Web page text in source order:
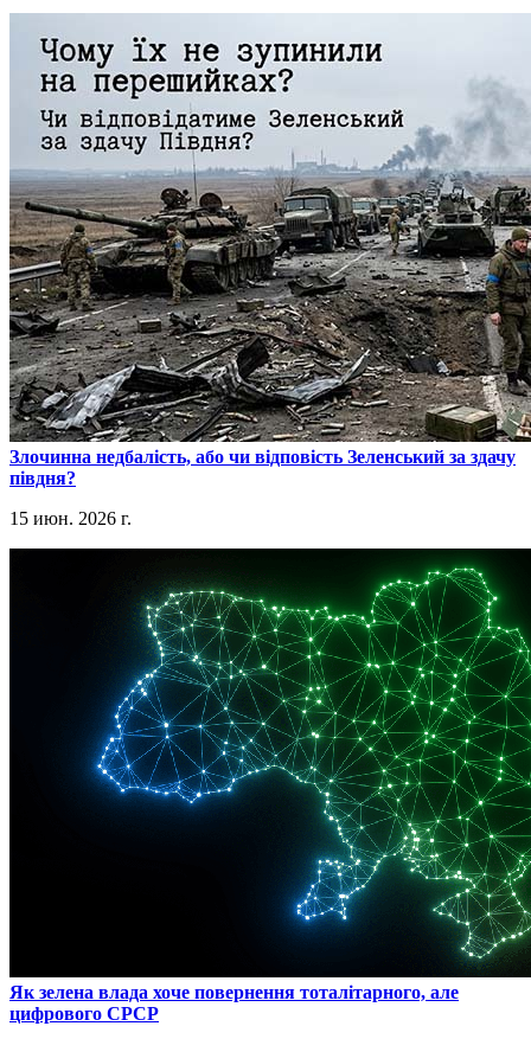
​Злочинна недбалість, або чи відповість Зеленський за здачу
півдня?
15 июн. 2026 г.
​Як зелена влада хоче повернення тоталітарного, але
цифрового СРСР